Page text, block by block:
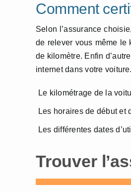
Comment
Selon l’assurance
de relever vous même le
de kilomètre. Enfin
internet dans votre
Le kilométrage de la
Les horaires de début et
Les différentes dates
Trouver